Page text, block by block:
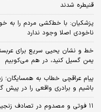
قنیطره شدند
پزشکیان: با خط‌کشی مردم را به
ناخودی اصلا وجود ندارد
خط و نشان یحیی سریع برای
یمن گسیل کنید، در هم می‌کوبیم
پیام عراقچی خطاب به
باشیم و برادری واقعی را در پیش
۱۱ فوتی و مصدوم در تصادف زنجیره‌ای در جاده سلماس - ارومیه + جزئیات